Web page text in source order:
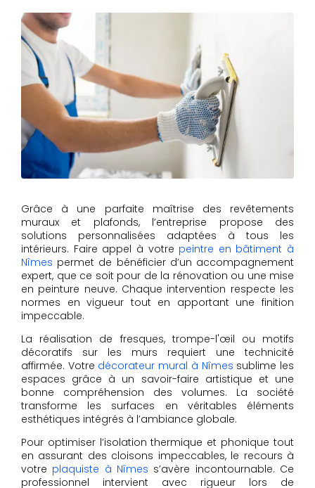
Grâce à une parfaite maîtrise des revêtements
muraux et plafonds, l’entreprise propose des
solutions personnalisées adaptées à tous les
intérieurs. Faire appel à votre peintre en bâtiment à
Nîmes permet de bénéficier d’un accompagnement
expert, que ce soit pour de la rénovation ou une mise
en peinture neuve. Chaque intervention respecte les
normes en vigueur tout en apportant une finition
impeccable.
La réalisation de fresques, trompe-l'œil ou motifs
décoratifs sur les murs requiert une technicité
affirmée. Votre décorateur mural à Nîmes sublime les
espaces grâce à un savoir-faire artistique et une
bonne compréhension des volumes. La société
transforme les surfaces en véritables éléments
esthétiques intégrés à l’ambiance globale.
Pour optimiser l’isolation thermique et phonique tout
en assurant des cloisons impeccables, le recours à
votre plaquiste à Nîmes s’avère incontournable. Ce
professionnel intervient avec rigueur lors de